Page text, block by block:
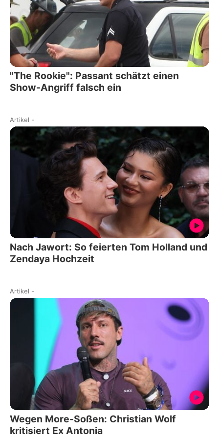
"The Rookie": Passant schätzt einen
Show-Angriff falsch ein
Artikel -
Nach Jawort: So feierten Tom Holland und
Zendaya Hochzeit
Artikel -
Wegen More-Soßen: Christian Wolf
kritisiert Ex Antonia